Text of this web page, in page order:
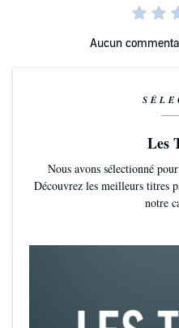
Aucun
Les
Nous avons sélectionné
Découvrez les meilleurs titres
notre